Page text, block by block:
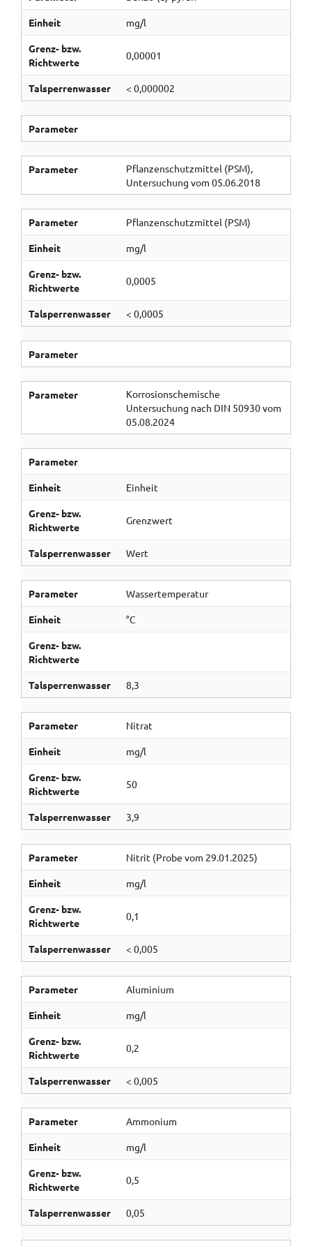
Einheit mg/l
Grenz- bzw.
Richtwerte
0,00001
Talsperrenwasser < 0,000002
Parameter
Parameter
Pflanzenschutzmittel (PSM),
Untersuchung vom 05.06.2018
Parameter Pflanzenschutzmittel (PSM)
Einheit mg/l
Grenz- bzw.
Richtwerte
0,0005
Talsperrenwasser < 0,0005
Parameter
Parameter
Korrosionschemische
Untersuchung nach DIN 50930 vom
05.08.2024
Parameter
Einheit Einheit
Grenz- bzw.
Richtwerte
Grenzwert
Talsperrenwasser Wert
Parameter Wassertemperatur
Einheit °C
Grenz- bzw.
Richtwerte
Talsperrenwasser 8,3
Parameter Nitrat
Einheit mg/l
Grenz- bzw.
Richtwerte
50
Talsperrenwasser 3,9
Parameter Nitrit (Probe vom 29.01.2025)
Einheit mg/l
Grenz- bzw.
Richtwerte
0,1
Talsperrenwasser < 0,005
Parameter Aluminium
Einheit mg/l
Grenz- bzw.
Richtwerte
0,2
Talsperrenwasser < 0,005
Parameter Ammonium
Einheit mg/l
Grenz- bzw.
Richtwerte
0,5
Talsperrenwasser 0,05